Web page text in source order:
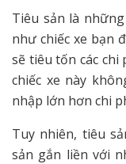
Tiêu sản là
như chiếc xe bạn
sẽ tiêu tốn các
chiếc xe này
nhập lớn hơn chi
Tuy nhiên, tiêu
sản gắn liền với